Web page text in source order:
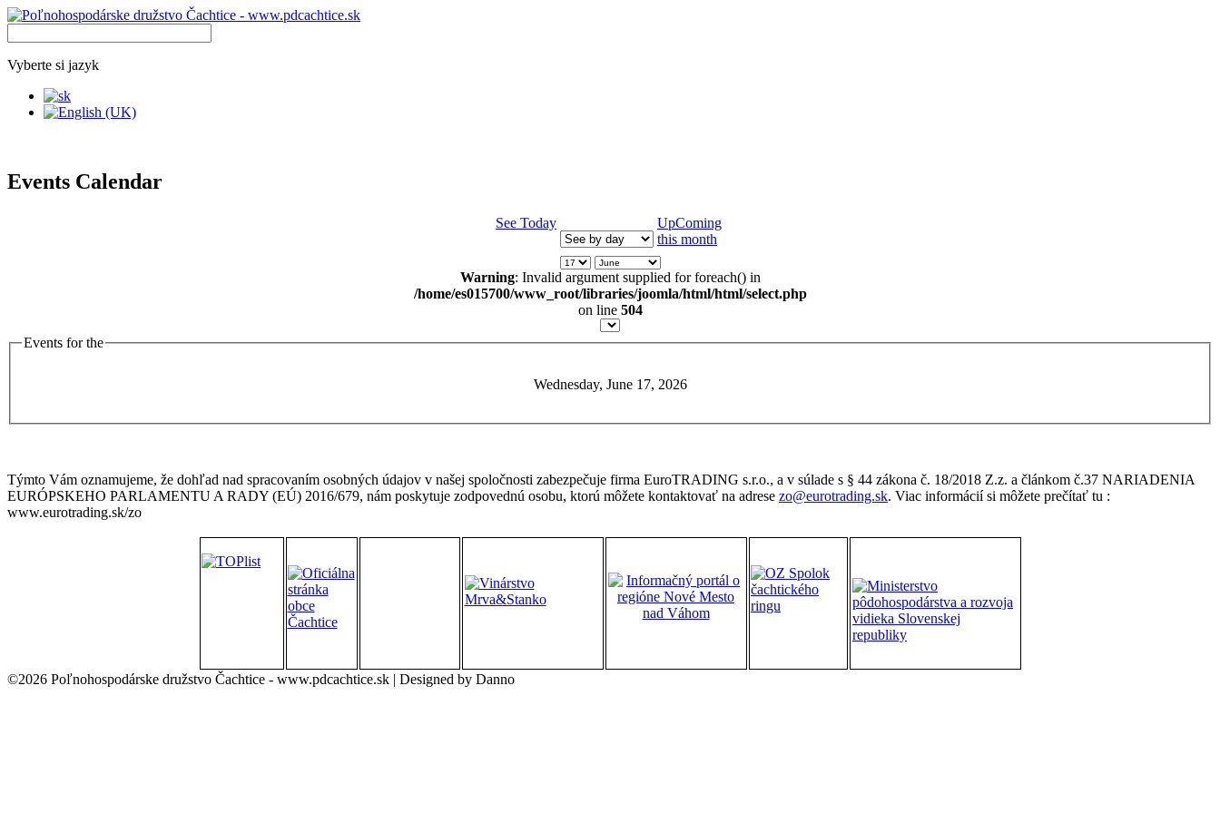
Vyberte si jazyk
Events Calendar
See Today
UpComing
this month
Warning: Invalid argument supplied for foreach() in
/home/es015700/www_root/libraries/joomla/html/html/select.php
on line 504
Events for the
Wednesday, June 17, 2026
Týmto Vám oznamujeme, že dohľad nad spracovaním osobných údajov v našej spoločnosti zabezpečuje firma EuroTRADING s.r.o., a v súlade s § 44 zákona č. 18/2018 Z.z. a článkom č.37 NARIADENIA
EURÓPSKEHO PARLAMENTU A RADY (EÚ) 2016/679, nám poskytuje zodpovednú osobu, ktorú môžete kontaktovať na adrese zo@eurotrading.sk. Viac informácií si môžete prečítať tu :
www.eurotrading.sk/zo
©2026 Poľnohospodárske družstvo Čachtice - www.pdcachtice.sk | Designed by Danno